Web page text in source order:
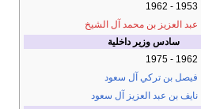
1953 - 1962
عبد العزيز بن محمد آل الشيخ
سادس وزير داخلية
1962 - 1975
فيصل بن تركي آل سعود
نايف بن عبد العزيز آل سعود